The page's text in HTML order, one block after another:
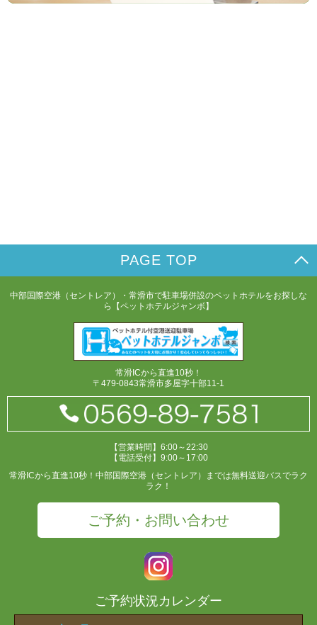
PAGE TOP
中部国際空港（セントレア）・常滑市で駐車場併設のペットホテルをお探しな
ら【ペットホテルジャンボ】
常滑ICから直進10秒！
〒479-0843常滑市多屋字十部11-1
【営業時間】6:00～22:30
【電話受付】9:00～17:00
常滑ICから直進10秒！中部国際空港（セントレア）までは無料送迎バスでラク
ラク！
ご予約・お問い合わせ
ご予約状況カレンダー